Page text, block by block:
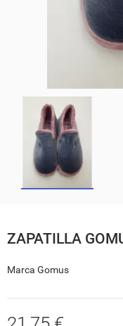
ZAPATILLA
Marca Gomus